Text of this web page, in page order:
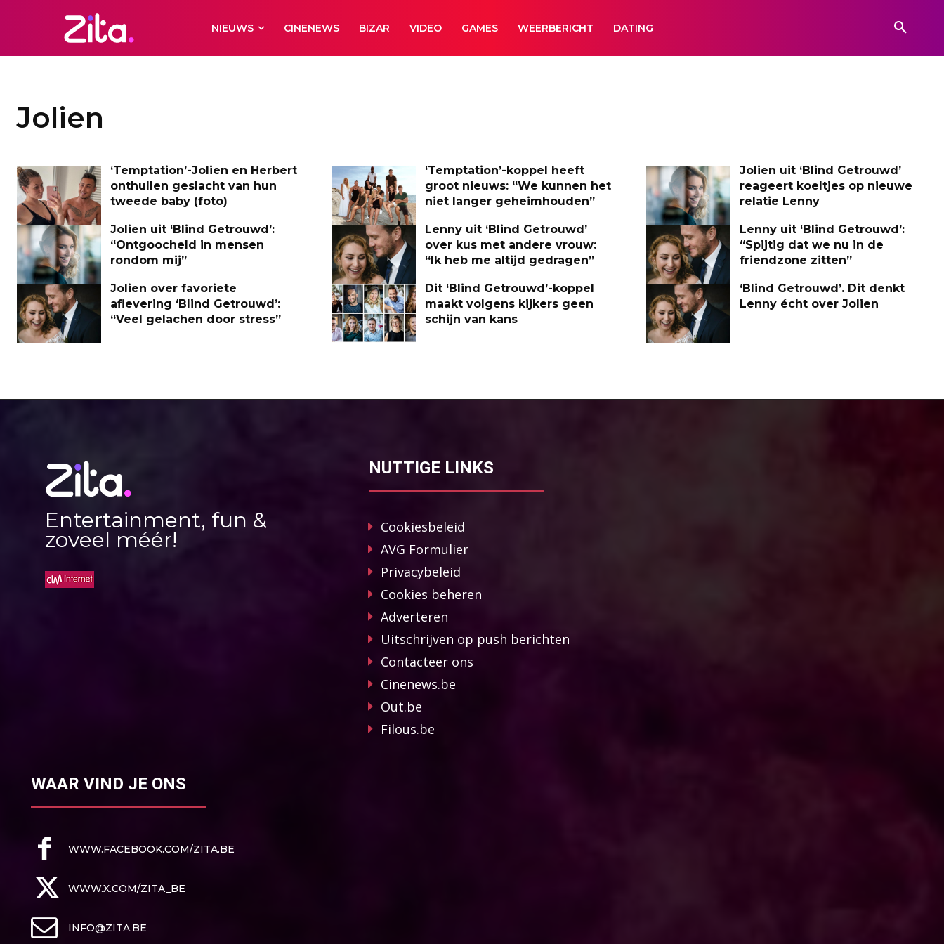
NIEUWS CINENEWS BIZAR VIDEO GAMES WEERBERICHT DATING
Jolien
‘Temptation’-Jolien en Herbert
onthullen geslacht van hun
tweede baby (foto)
‘Temptation’-koppel heeft
groot nieuws: “We kunnen het
niet langer geheimhouden”
Jolien uit ‘Blind Getrouwd’
reageert koeltjes op nieuwe
relatie Lenny
Jolien uit ‘Blind Getrouwd’:
“Ontgoocheld in mensen
rondom mij”
Lenny uit ‘Blind Getrouwd’
over kus met andere vrouw:
“Ik heb me altijd gedragen”
Lenny uit ‘Blind Getrouwd’:
“Spijtig dat we nu in de
friendzone zitten”
Jolien over favoriete
aflevering ‘Blind Getrouwd’:
“Veel gelachen door stress”
Dit ‘Blind Getrouwd’-koppel
maakt volgens kijkers geen
schijn van kans
‘Blind Getrouwd’. Dit denkt
Lenny écht over Jolien
Entertainment, fun &
zoveel méér!
NUTTIGE LINKS
Cookiesbeleid
AVG Formulier
Privacybeleid
Cookies beheren
Adverteren
Uitschrijven op push berichten
Contacteer ons
Cinenews.be
Out.be
Filous.be
WAAR VIND JE ONS
WWW.FACEBOOK.COM/ZITA.BE
WWW.X.COM/ZITA_BE
INFO@ZITA.BE